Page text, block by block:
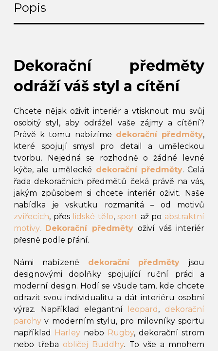
Popis
Dekorační předměty
odráží váš styl a cítění
Chcete nějak oživit interiér a vtisknout mu svůj
osobitý styl, aby odrážel vaše zájmy a cítění?
Právě k tomu nabízíme dekorační předměty,
které spojují smysl pro detail a uměleckou
tvorbu. Nejedná se rozhodně o žádné levné
kýče, ale umělecké dekorační předměty. Celá
řada dekoračních předmětů čeká právě na vás,
jakým způsobem si chcete interiér oživit. Naše
nabídka je vskutku rozmanitá – od motivů
zvířecích, přes lidské tělo,sport až po abstraktní
motivy. Dekorační předměty oživí váš interiér
přesně podle přání.
Námi nabízené dekorační předměty jsou
designovými doplňky spojující ruční práci a
moderní design. Hodí se všude tam, kde chcete
odrazit svou individualitu a dát interiéru osobní
výraz. Například elegantní
leopard , dekorační
parohy v moderním stylu, pro milovníky sportu
například
Harley nebo Rugby, dekorační strom
nebo třeba obličej Buddhy. To vše a mnohem